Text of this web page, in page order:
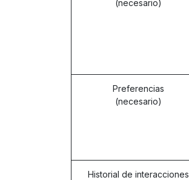
(necesario)
Preferencias
(necesario)
Historial de interacciones